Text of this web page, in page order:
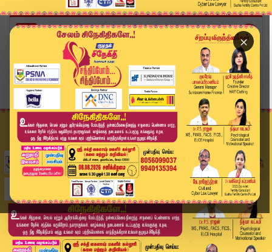
×
Home
வீடியோ ஸ்டோரி
சபரிமலையில் போட்டோ எடுக்க தடை விதிப்பு | Sabari...